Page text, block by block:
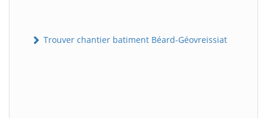
Trouver chantier batiment Béard-Géovreissiat